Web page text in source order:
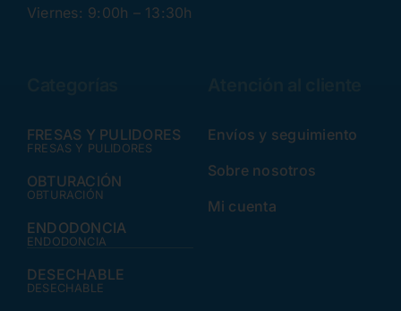
Viernes: 9:00h – 13:30h
FRESAS Y PULIDORES
FRESAS Y PULIDORES
OBTURACIÓN
OBTURACIÓN
ENDODONCIA
ENDODONCIA
DESECHABLE
DESECHABLE
Envíos y seguimiento
Sobre nosotros
Mi cuenta